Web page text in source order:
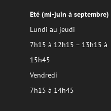
Eté (mi-juin à septembre)
Lundi au jeudi
7h15 à 12h15 – 13h15 à
15h45
Vendredi
7h15 à 14h45